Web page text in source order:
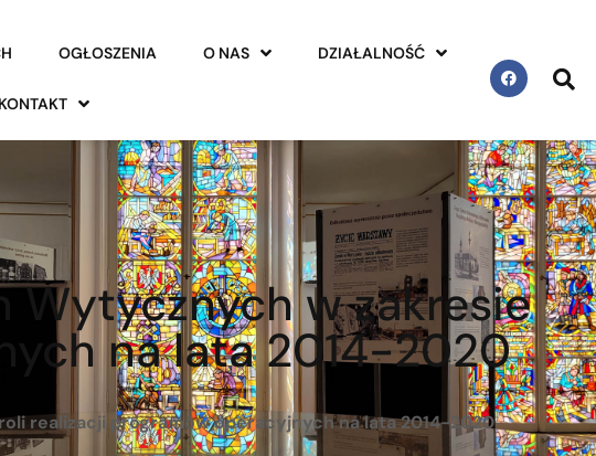
OGŁOSZENIA O NAS DZIAŁALNOŚĆ
KONTAKT
Wytycznych w zakresie
na lata 2014-2020
realizacji programów operacyjnych na lata 2014-2020